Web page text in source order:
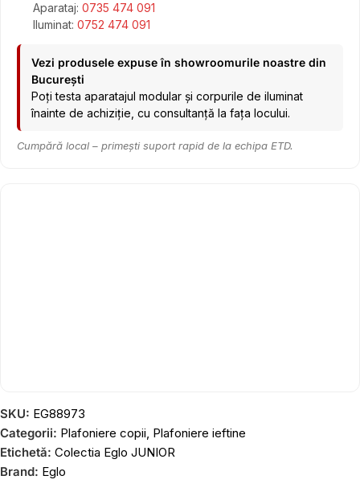
Aparataj: 0735 474 091
Iluminat: 0752 474 091
Vezi produsele expuse în showroomurile noastre din
București
Poți testa aparatajul modular și corpurile de iluminat
înainte de achiziție, cu consultanță la fața locului.
Cumpără local – primești suport rapid de la echipa ETD.
SKU: EG88973
Categorii: Plafoniere copii, Plafoniere ieftine
Etichetă: Colectia Eglo JUNIOR
Brand: Eglo